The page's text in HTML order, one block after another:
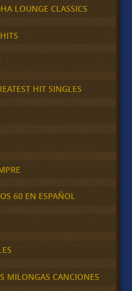
LOUNGE CLASSICS
HIT SINGLES
60 EN ESPAÑOL
MILONGAS CANCIONES